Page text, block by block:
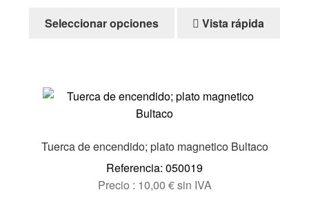
Seleccionar opciones
Este
producto
Las
pueden
elegir
en
Vista rápida
Tuerca de encendido; plato magnetico Bultaco
Referencia: 050019
Precio : 10,00 €sin IVA